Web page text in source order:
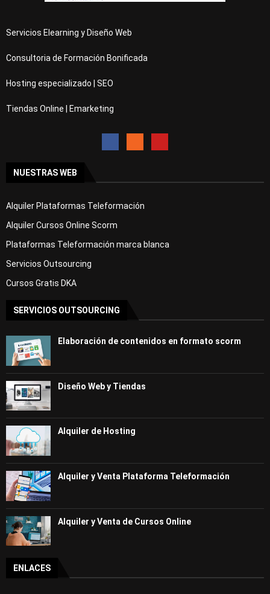
Servicios Elearning y Diseño Web
Consultoria de Formación Bonificada
Hosting especializado | SEO
Tiendas Online | Emarketing
NUESTRAS WEB
Alquiler Plataformas Teleformación
Alquiler Cursos Online Scorm
Plataformas Teleformación marca blanca
Servicios Outsourcing
Cursos Gratis DKA
SERVICIOS OUTSOURCING
Elaboración de contenidos en formato scorm
Diseño Web y Tiendas
Alquiler de Hosting
Alquiler y Venta Plataforma Teleformación
Alquiler y Venta de Cursos Online
ENLACES